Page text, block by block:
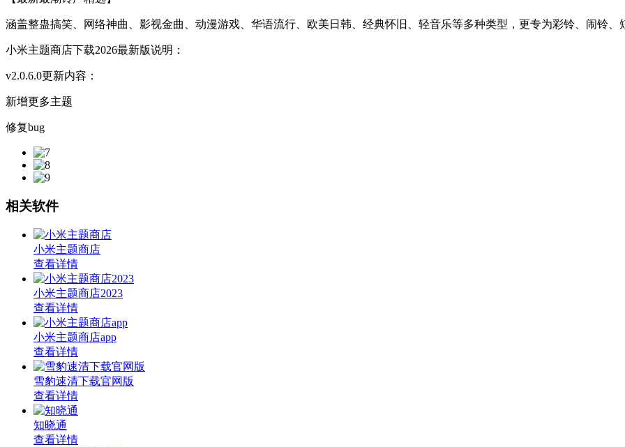
涵盖整蛊搞笑、网络神曲、影视金曲、动漫游戏、华语流行、欧美日韩、经典怀旧、轻音乐等多种类型，更专为彩铃、闹铃、
小米主题商店下载2026最新版说明：
v2.0.6.0更新内容：
新增更多主题
修复bug
相关软件
小米主题商店
查看详情
小米主题商店2023
查看详情
小米主题商店app
查看详情
雪豹速清下载官网版
查看详情
知晓通
查看详情